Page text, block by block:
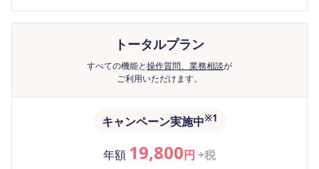
トータルプラン
すべての機能と操作質問、業務相談が
ご利用いただけます。
キャンペーン実施中※1
年額 19,800円 +税